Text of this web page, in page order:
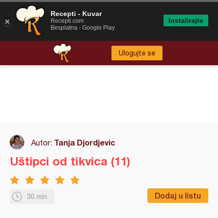
Ulogujte se
Autor: Tanja Djordjevic
30 min Dodaj u listu
Uštipci od tikvica (11)
Recepti - Kuvar
Recepti.com
Besplatna - Google Play
Instalirajte